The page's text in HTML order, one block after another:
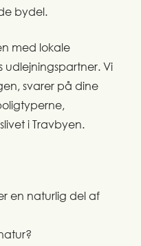
bydel.
med lokale
Vi
svarer på dine
i Travbyen.
en naturlig del af